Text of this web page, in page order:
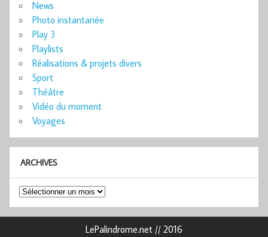
News
Photo instantanée
Play 3
Playlists
Réalisations & projets divers
Sport
Théâtre
Vidéo du moment
Voyages
ARCHIVES
Archives
LePalindrome.net // 2016